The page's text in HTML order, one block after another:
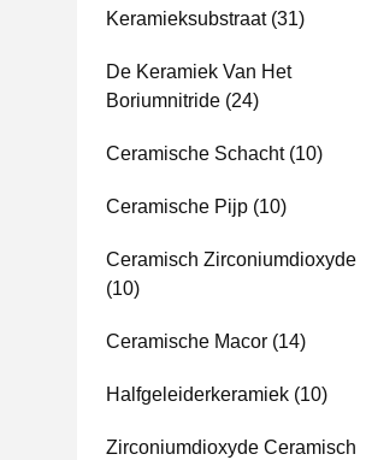
Keramieksubstraat(31)
De Keramiek Van Het
Boriumnitride (24)
Ceramische Schacht(10)
Ceramische Pijp (10)
Ceramisch Zirconiumdioxyde
(10)
Ceramische Macor (14)
Halfgeleiderkeramiek (10)
Zirconiumdioxyde Ceramisch